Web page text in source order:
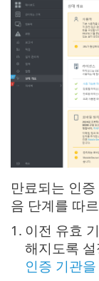
만료되는 인
음 단계를 따
1. 이전 유효
해지도록
인증 기관